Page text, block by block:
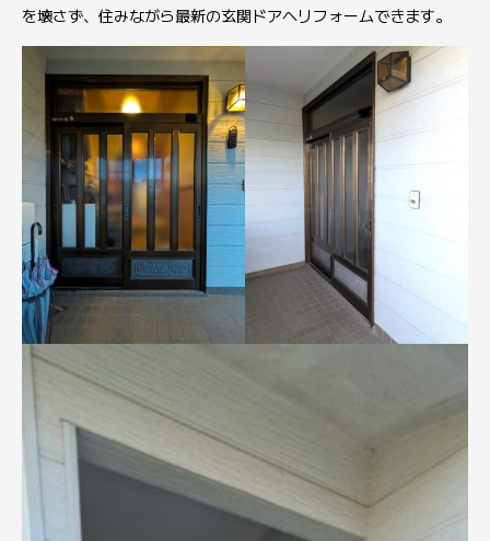
を壊さず、住みながら最新の玄関ドアへリフォームできます。